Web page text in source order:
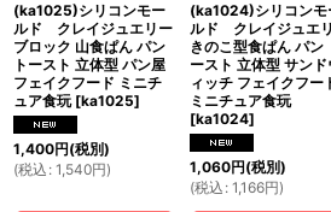
(ka1025)シリコンモー
ルド クレイジュエリー
ブロック 山食ぱん パン
トースト 立体型 パン屋
フェイクフード ミニチ
ュア食玩 [ka1025]
1,400円(税別)
(税込 : 1,540円)
(ka1024)シリコンモ
ルド クレイジュエ
きのこ型食ぱん パン
ースト 立体型 サンド
ィッチ フェイクフー
ミニチュア食玩
[ka1024]
1,060円(税別)
(税込 : 1,166円)